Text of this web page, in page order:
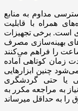
مداوم به منابع
همراه با قابلیت
است. برخی تجهیزات
بهینه‌سازی مصرف
امکان فعالیت پیوسته تا بیش از ۱۰ ساعت را فراهم می‌کنند
زمان کوتاهی آماده
چنین ابزارهایی
یا حتی گردشگری
به مراجعه مکرر به